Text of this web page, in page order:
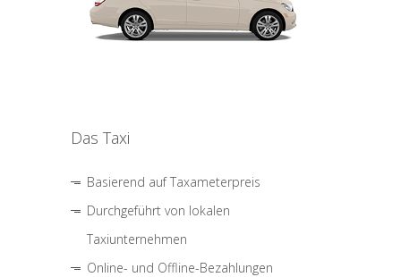
Das Taxi
Basierend auf Taxameterpreis
Durchgeführt von lokalen
Taxiunternehmen
Online- und Offline-Bezahlungen